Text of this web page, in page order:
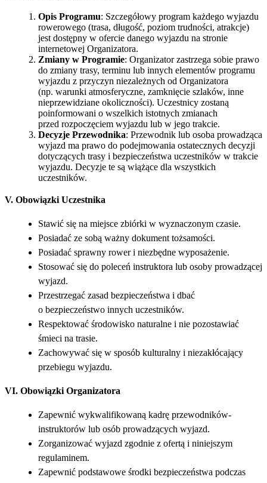
Opis Programu: Szczegółowy program każdego wyjazdu
rowerowego (trasa, długość, poziom trudności, atrakcje)
jest dostępny w ofercie danego wyjazdu na stronie
internetowej Organizatora.
Zmiany w Programie: Organizator zastrzega sobie prawo
do zmiany trasy, terminu lub innych elementów programu
wyjazdu z przyczyn niezależnych od Organizatora
(np. warunki atmosferyczne, zamknięcie szlaków, inne
nieprzewidziane okoliczności). Uczestnicy zostaną
poinformowani o wszelkich istotnych zmianach
przed rozpoczęciem wyjazdu lub w jego trakcie.
Decyzje Przewodnika: Przewodnik lub osoba prowadząca
wyjazd ma prawo do podejmowania ostatecznych decyzji
dotyczących trasy i bezpieczeństwa uczestników w trakcie
wyjazdu. Decyzje te są wiążące dla wszystkich
uczestników.
V. Obowiązki Uczestnika
Stawić się na miejsce zbiórki w wyznaczonym czasie.
Posiadać ze sobą ważny dokument tożsamości.
Posiadać sprawny rower i niezbędne wyposażenie.
Stosować się do poleceń instruktora lub osoby prowadzącej
wyjazd.
Przestrzegać zasad bezpieczeństwa i dbać
o bezpieczeństwo innych uczestników.
Respektować środowisko naturalne i nie pozostawiać
śmieci na trasie.
Zachowywać się w sposób kulturalny i niezakłócający
przebiegu wyjazdu.
VI. Obowiązki Organizatora
Zapewnić wykwalifikowaną kadrę przewodników-
instruktorów lub osób prowadzących wyjazd.
Zorganizować wyjazd zgodnie z ofertą i niniejszym
regulaminem.
Zapewnić podstawowe środki bezpieczeństwa podczas